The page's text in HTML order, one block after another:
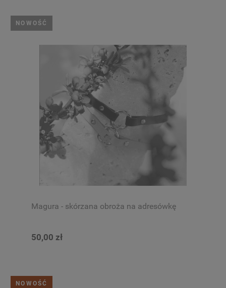
Magura - skórzana obroża na adresówkę
50,00 zł
NOWOŚĆ
NOWOŚĆ